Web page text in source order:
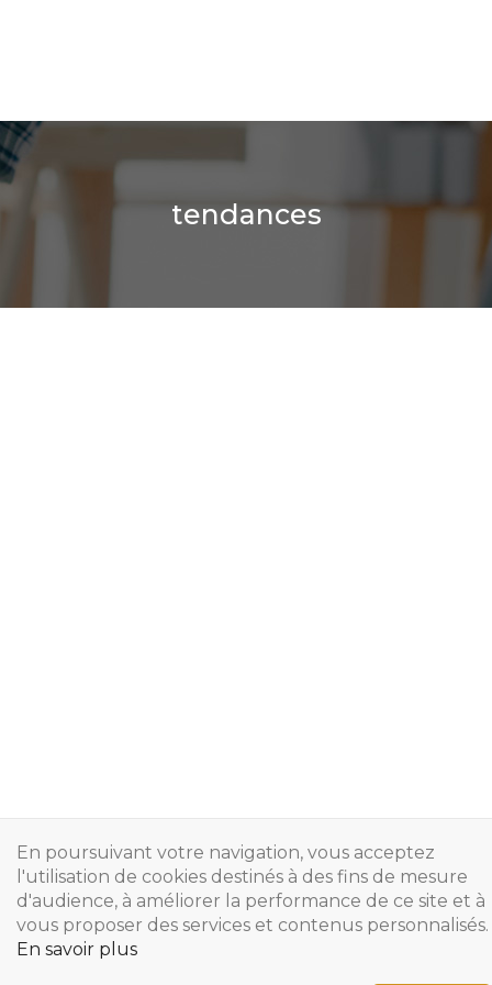
tendances
En poursuivant votre navigation, vous acceptez
l'utilisation de cookies destinés à des fins de mesure
d'audience, à améliorer la performance de ce site et à
vous proposer des services et contenus personnalisés.
En savoir plus